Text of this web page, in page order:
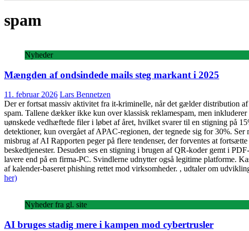
spam
Nyheder
Mængden af ondsindede mails steg markant i 2025
11. februar 2026 Lars Bennetzen
Der er fortsat massiv aktivitet fra it-kriminelle, når det gælder distribution
spam. Tallene dækker ikke kun over klassisk reklamespam, men
uønskede vedhæftede filer i løbet af året, hvilket svarer til en stigning på
detektioner, kun overgået af APAC-regionen, der tegnede sig for 30%.
misbrug af AI Rapporten peger på flere tendenser, der forventes at
beskedtjenester. Desuden ses en stigning i brugen af QR-koder gemt i
lavere end på en firma-PC. Svindlerne udnytter også legitime platforme.
af kalender-baseret phishing rettet mod virksomheder. , udtaler om
her)
Nyheder fra gl. site
AI bruges stadig mere i kampen mod cybertrusler